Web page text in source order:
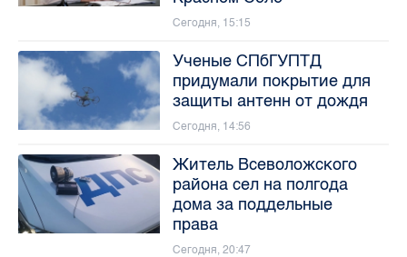
Сегодня, 15:15
Ученые СПбГУПТД
придумали покрытие для
защиты антенн от дождя
Сегодня, 14:56
Житель Всеволожского
района сел на полгода
дома за поддельные
права
Сегодня, 20:47